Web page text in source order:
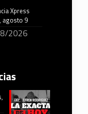
Xpress
agosto 9
2026